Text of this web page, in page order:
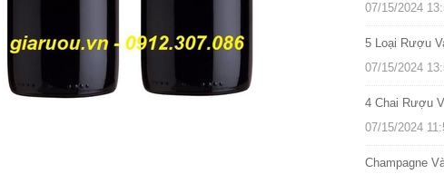
07/15/2024
5 Loại Rượu
07/15/2024
4 Chai Rượu
07/15/2024
Champagne